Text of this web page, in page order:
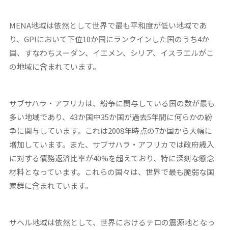
MENA地域は依然として世界で最も平和度が低い地域であ
り、GPIにおいて下位10か国にランクインした国のうち4か
国、すなわちスーダン、イエメン、シリア、イスラエルがこ
の地域に含まれています。
サブサハラ・アフリカは、紛争に関与している国の数が最も
多い地域であり、43か国中35か国が過去5年間に何らかの紛
争に関与しています。これは2008年時点の7か国から大幅に
増加しています。また、サブサハラ・アフリカでは政府歳入
に対する債務返済比率が40%を超えており、特に深刻な懸念
材料となっています。これらの国々は、世界で最も脆弱な国
家群に含まれています。
サヘル地域は依然として、世界におけるテロの震源地となっ